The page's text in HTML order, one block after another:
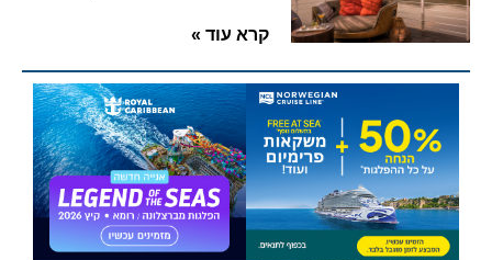
קרא עוד »